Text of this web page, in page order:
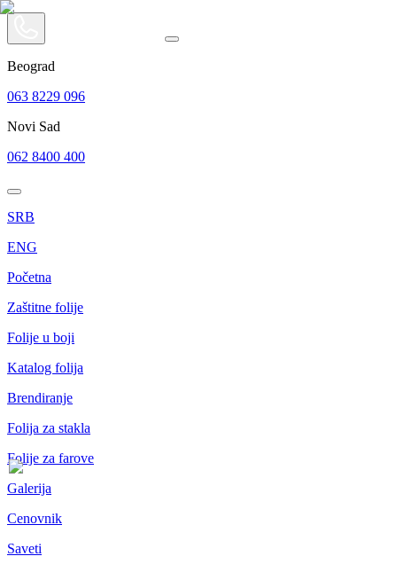
Beograd
063 8229 096
Novi Sad
062 8400 400
SRB
ENG
Početna
Zaštitne folije
Folije u boji
Katalog folija
Brendiranje
Folija za stakla
Folije za farove
Galerija
Cenovnik
Saveti